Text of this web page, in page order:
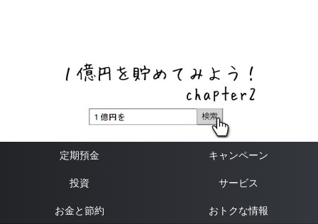
定期預金 キャンペーン
投資 サービス
お金と節約 おトクな情報